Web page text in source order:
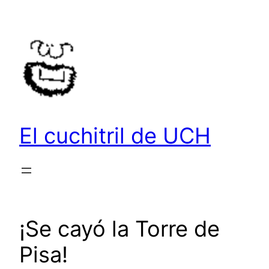
contenido
El cuchitril de UCH
¡Se cayó la Torre de
Pisa!